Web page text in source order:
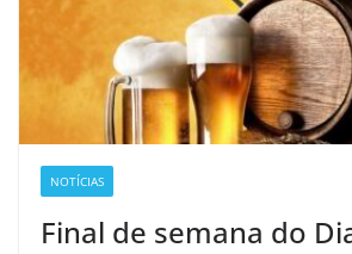
NOTÍCIAS
Final de semana do